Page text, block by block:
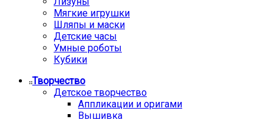
Мягкие игрушки
Шляпы и маски
Детские часы
Умные роботы
Кубики
Творчество
Детское творчество
Аппликации и оригами
Вышивка